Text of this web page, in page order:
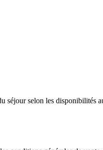
selon les disponibilités